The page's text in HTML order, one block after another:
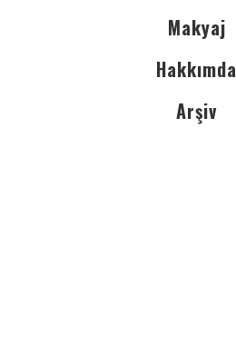
Makyaj
Hakkımda
Arşiv